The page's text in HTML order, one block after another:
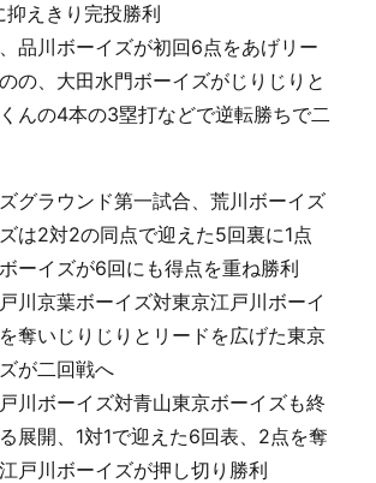
抑えきり完投勝利
品川ボーイズが初回6点をあげリー
の、大田水門ボーイズがじりじりと
んの4本の3塁打などで逆転勝ちで二
グラウンド第一試合、荒川ボーイズ
は2対2の同点で迎えた5回裏に1点
ーイズが6回にも得点を重ね勝利
川京葉ボーイズ対東京江戸川ボーイ
奪いじりじりとリードを広げた東京
が二回戦へ
川ボーイズ対青山東京ボーイズも終
展開、1対1で迎えた6回表、2点を奪
戸川ボーイズが押し切り勝利